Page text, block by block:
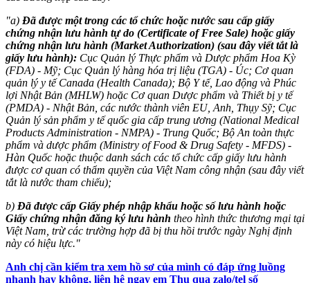
"a) Đã được một trong các tổ chức hoặc nước sau cấp giấy
chứng nhận lưu hành tự do (Certificate of Free Sale) hoặc giấy
chứng nhận lưu hành (Market Authorization) (sau đây viết tắt là
giấy lưu hành): Cục Quản lý Thực phẩm và Dược phẩm Hoa Kỳ
(FDA) - Mỹ; Cục Quản lý hàng hóa trị liệu (TGA) - Úc; Cơ quan
quản lý y tế Canada (Health Canada); Bộ Y tế, Lao động và Phúc
lợi Nhật Bản (MHLW) hoặc Cơ quan Dược phẩm và Thiết bị y tế
(PMDA) - Nhật Bản, các nước thành viên EU, Anh, Thụy Sỹ; Cục
Quản lý sản phẩm y tế quốc gia cấp trung ương (National Medical
Products Administration - NMPA) - Trung Quốc; Bộ An toàn thực
phẩm và dược phẩm (Ministry of Food & Drug Safety - MFDS) -
Hàn Quốc hoặc thuộc danh sách các tổ chức cấp giấy lưu hành
được cơ quan có thẩm quyền của Việt Nam công nhận (sau đây viết
tắt là nước tham chiếu);
b) Đã được cấp Giấy phép nhập khẩu hoặc số lưu hành hoặc
Giấy chứng nhận đăng ký lưu hành theo hình thức thương mại tại
Việt Nam, trừ các trường hợp đã bị thu hồi trước ngày Nghị định
này có hiệu lực."
Anh chị cần kiểm tra xem hồ sơ của mình có đáp ứng luồng
nhanh hay không, liên hệ ngay em Thu qua zalo/tel số